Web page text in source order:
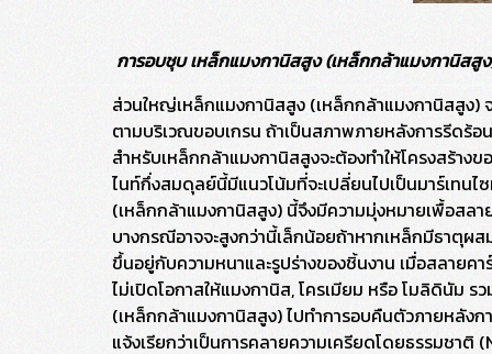
การอบชุบ เหล็กแมงกานิสสูง (เหล็กกล้าแมงกานิสสู
ส่วนใหญ่เหล็กแมงกานิสสูง (เหล็กกล้าแมงกานิสสูง)
ตามบริเวณขอบเกรน ถ้าเป็นสภาพภายหลังการรีดร้อ
สำหรับเหล็กกล้าแมงกานิสสูงจะต้องทำให้โครงสร้า
ไนท์กึ่งสมดุลย์นี้มีแนวโน้มที่จะเปลี่ยนไปเป็นมาร์เทน
(เหล็กกล้าแมงกานิสสูง) นี้จึงมีความมุ่งหมายเพื้อสล
บางกรณีอาจจะสูงกว่านี้เล็กน้อยถ้าหากเหล็กมีธาตุผส
ขึ้นอยู่กับความหนาและรูปร่างของชิ้นงาน เมื่อสลายคา
ไม่เปิดโอกาสให้แมงกานิส, โครเมียม หรือ โมลิดินัม
(เหล็กกล้าแมงกานิสสูง) ไปทำการอบคืนตัวภายหลัง
แจ้งเรียกว่าเป็นการคลายความเครียดโดยธรรมชา